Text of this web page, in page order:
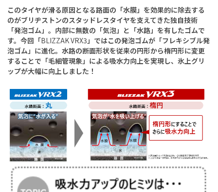
このタイヤが滑る原因となる路面の「水膜」を効果的に除去する
のがブリヂストンのスタッドレスタイヤを支えてきた独自技術
「発泡ゴム」。内部に無数の「気泡」と「水路」を有したゴムで
す。今回「BLIZZAK VRX3」ではこの発泡ゴムが「フレキシブル発
泡ゴム」に進化。水路の断面形状を従来の円形から楕円形に変更
することで「毛細管現象」による吸水力向上を実現し、氷上グリ
ップが大幅に向上しました！